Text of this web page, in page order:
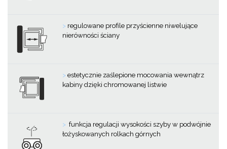
> regulowane profile przyścienne niwelujące
nierówności ściany
>estetycznie zaślepione mocowania wewnątrz
kabiny dzięki chromowanej listwie
> funkcja regulacji wysokości szyby w podwójnie
łożyskowanych rolkach górnych